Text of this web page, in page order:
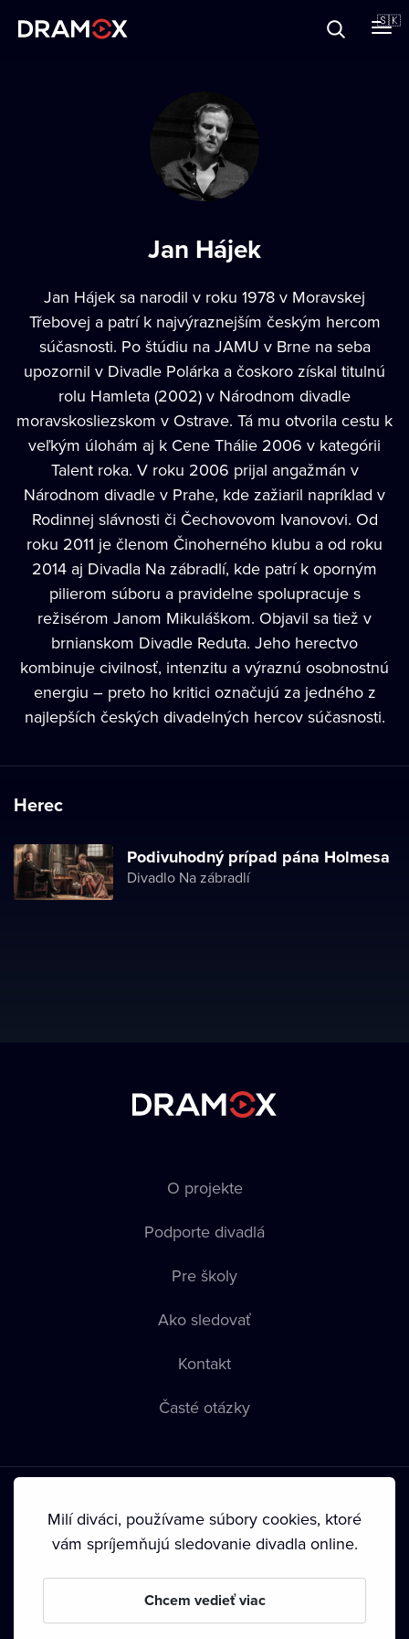
🇸🇰
Jan Hájek
Jan Hájek sa narodil v roku 1978 v Moravskej
Třebovej a patrí k najvýraznejším českým hercom
súčasnosti. Po štúdiu na JAMU v Brne na seba
upozornil v Divadle Polárka a čoskoro získal titulnú
rolu Hamleta (2002) v Národnom divadle
moravskosliezskom v Ostrave. Tá mu otvorila cestu k
veľkým úlohám aj k Cene Thálie 2006 v kategórii
Talent roka. V roku 2006 prijal angažmán v
Národnom divadle v Prahe, kde zažiaril napríklad v
Rodinnej slávnosti či Čechovovom Ivanovovi. Od
roku 2011 je členom Činoherného klubu a od roku
2014 aj Divadla Na zábradlí, kde patrí k oporným
pilierom súboru a pravidelne spolupracuje s
režisérom Janom Mikuláškom. Objavil sa tiež v
brnianskom Divadle Reduta. Jeho herectvo
kombinuje civilnosť, intenzitu a výraznú osobnostnú
energiu – preto ho kritici označujú za jedného z
najlepších českých divadelných hercov súčasnosti.
Herec
Podivuhodný prípad pána Holmesa
Divadlo Na zábradlí
O projekte
Podporte divadlá
Pre školy
Ako sledovať
Kontakt
Časté otázky
používania Cookies• Autorské práva
Milí diváci, používame súbory cookies, ktoré
vám spríjemňujú sledovanie divadla online.
Chcem vedieť viac